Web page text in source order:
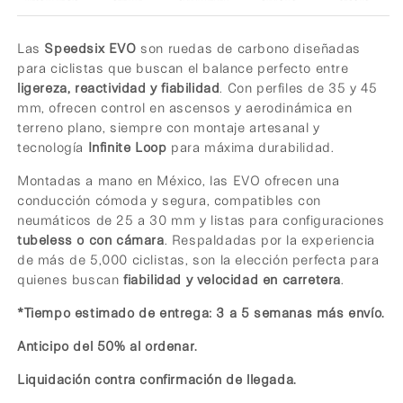
Las Speedsix EVO son ruedas de carbono diseñadas
para ciclistas que buscan el balance perfecto entre
ligereza, reactividad y fiabilidad. Con perfiles de 35 y 45
mm, ofrecen control en ascensos y aerodinámica en
terreno plano, siempre con montaje artesanal y
tecnología Infinite Loop para máxima durabilidad.
Montadas a mano en México, las EVO ofrecen una
conducción cómoda y segura, compatibles con
neumáticos de 25 a 30 mm y listas para configuraciones
tubeless o con cámara. Respaldadas por la experiencia
de más de 5,000 ciclistas, son la elección perfecta para
quienes buscan fiabilidad y velocidad en carretera.
*Tiempo estimado de entrega: 3 a 5 semanas más envío.
Anticipo del 50% al ordenar.
Liquidación contra confirmación de llegada.